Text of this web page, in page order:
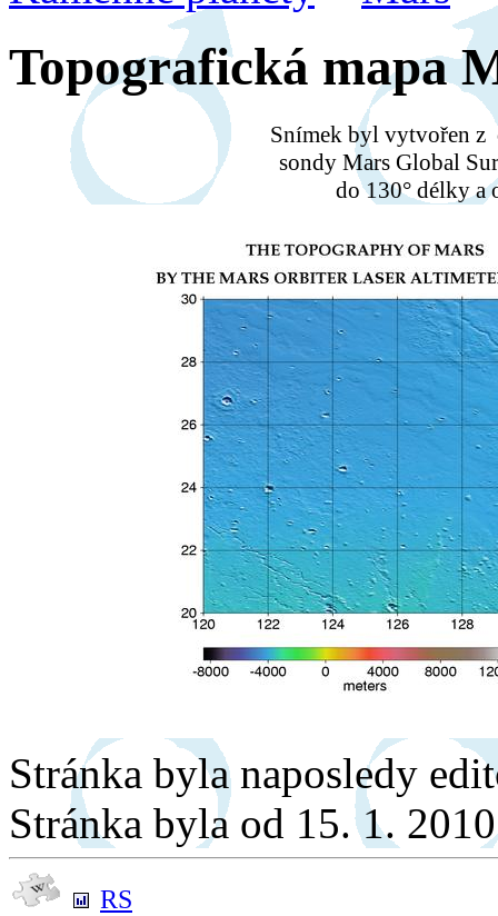
Topografická mapa
Snímek byl vytvořen z
sondy Mars Global
do 130° délky a
Stránka byla naposledy
Stránka byla od 15. 1.
RS